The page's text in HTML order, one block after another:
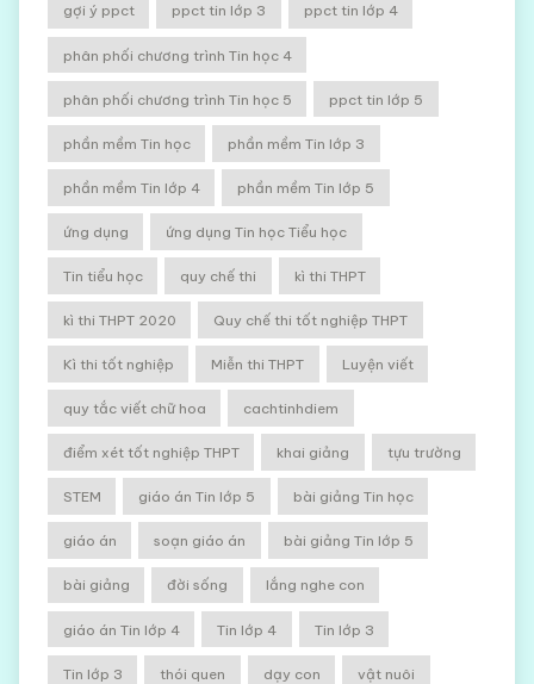
gợi ý ppct ppct tin lớp 3 ppct tin lớp 4
phân phối chương trình Tin học 4
phân phối chương trình Tin học 5 ppct tin lớp 5
phần mềm Tin học phần mềm Tin lớp 3
phần mềm Tin lớp 4 phần mềm Tin lớp 5
ứng dụng ứng dụng Tin học Tiểu học
Tin tiểu học quy chế thi kì thi THPT
kì thi THPT 2020 Quy chế thi tốt nghiệp THPT
Kì thi tốt nghiệp Miễn thi THPT Luyện viết
quy tắc viết chữ hoa cachtinhdiem
điểm xét tốt nghiệp THPT khai giảng tựu trường
STEM giáo án Tin lớp 5 bài giảng Tin học
giáo án soạn giáo án bài giảng Tin lớp 5
bài giảng đời sống lắng nghe con
giáo án Tin lớp 4 Tin lớp 4 Tin lớp 3
Tin lớp 3 thói quen dạy con vật nuôi